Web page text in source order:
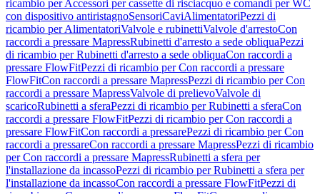
ricambio per Accessori per cassette di risciacquo e comandi per WC
con dispositivo antiristagnoSensoriCaviAlimentatoriPezzi di
ricambio per AlimentatoriValvole e rubinettiValvole d'arrestoCon
raccordi a pressare MapressRubinetti d'arresto a sede obliquaPezzi
di ricambio per Rubinetti d'arresto a sede obliquaCon raccordi a
pressare FlowFitPezzi di ricambio per Con raccordi a pressare
FlowFitCon raccordi a pressare MapressPezzi di ricambio per Con
raccordi a pressare MapressValvole di prelievoValvole di
scaricoRubinetti a sferaPezzi di ricambio per Rubinetti a sferaCon
raccordi a pressare FlowFitPezzi di ricambio per Con raccordi a
pressare FlowFitCon raccordi a pressarePezzi di ricambio per Con
raccordi a pressareCon raccordi a pressare MapressPezzi di ricambio
per Con raccordi a pressare MapressRubinetti a sfera per
l'installazione da incassoPezzi di ricambio per Rubinetti a sfera per
l'installazione da incassoCon raccordi a pressare FlowFitPezzi di